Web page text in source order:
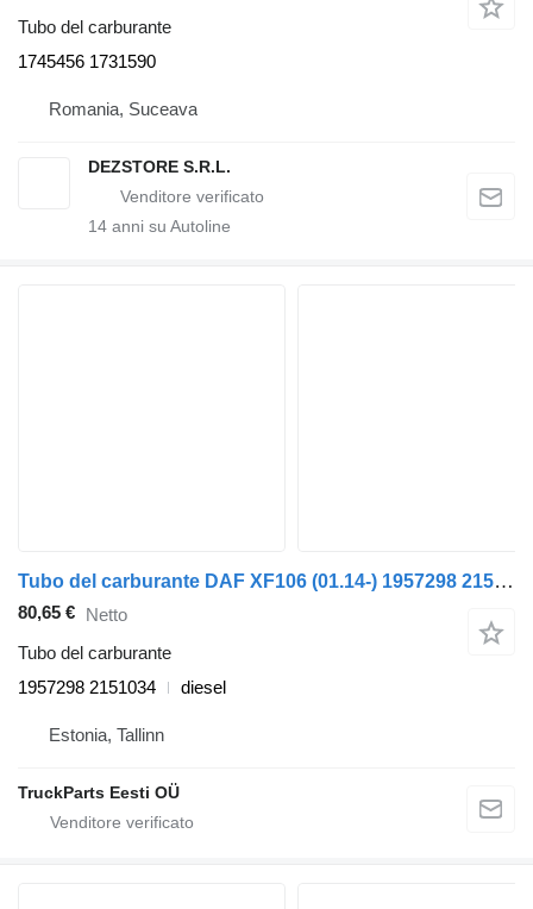
Tubo del carburante
1745456 1731590
Romania, Suceava
DEZSTORE S.R.L.
14 anni su Autoline
Tubo del carburante DAF XF106 (01.14-) 1957298 2151034 per trattore stradale DAF XF106 (2014-)
80,65 € Netto
Tubo del carburante
1957298 2151034
diesel
Estonia, Tallinn
TruckParts Eesti OÜ